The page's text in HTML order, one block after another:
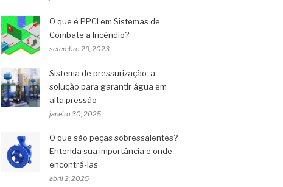
O que é PPCI em Sistemas de
Combate a Incêndio?
setembro 29, 2023
Sistema de pressurização: a
solução para garantir água em
alta pressão
janeiro 30, 2025
O que são peças sobressalentes?
Entenda sua importância e onde
encontrá-las
abril 2, 2025